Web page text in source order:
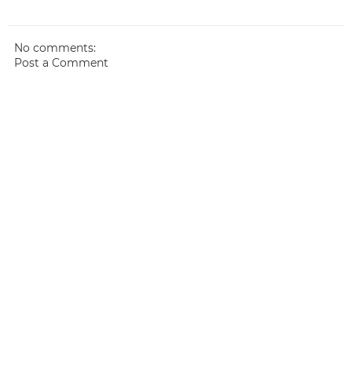
No comments:
Post a Comment